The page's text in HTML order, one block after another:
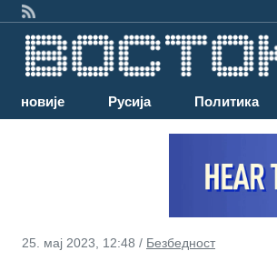
Најновије Русија Политика
25. мај 2023, 12:48 / Безбедност